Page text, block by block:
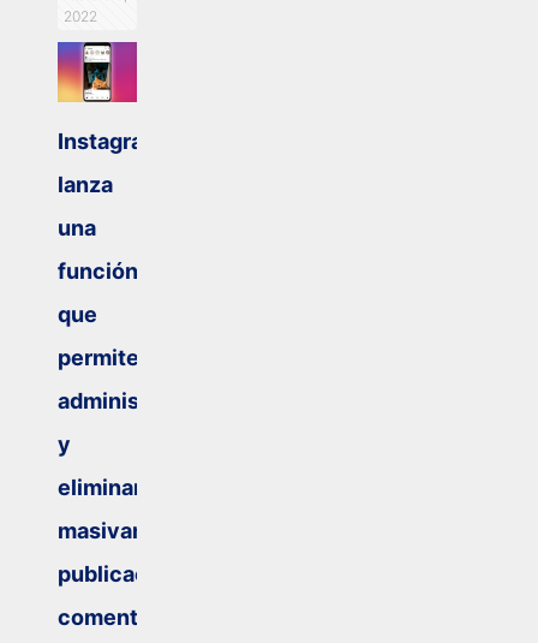
2022
Instagram
lanza
una
función
que
permite
administrar
y
eliminar
masivamente
publicaciones,
comentarios